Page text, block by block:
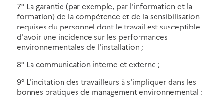
7° La garantie (par exemple, par l'information et la
formation) de la compétence et de la sensibilisation
requises du personnel dont le travail est susceptible
d'avoir une incidence sur les performances
environnementales de l'installation ;
8° La communication interne et externe ;
9° L'incitation des travailleurs à s'impliquer dans les
bonnes pratiques de management environnemental ;